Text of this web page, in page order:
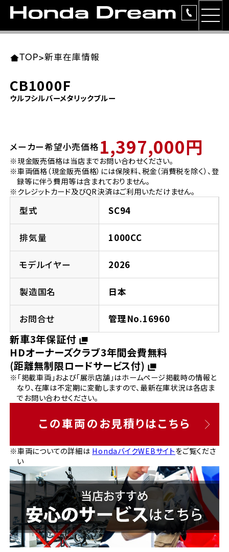
ラインアップ
レンタルバイク
洋用品
イベント
法人向けサービス
お問い合わせ
TOP>新車在庫情報
CB1000F
ウルフシルバーメタリックブルー
メーカー希望小売価格 1,397,000円
※現金販売価格は当店までお問い合わせください。
※車両価格（現金販売価格）には保険料、税金（消費税を除く）、登
録等に伴う費用等は含まれておりません。
※クレジットカード及びQR決済はご利用いただけません。
型式 SC94
排気量 1000CC
モデルイヤー 2026
製造国名 日本
お問合せ 管理No.16960
新車3年保証付
HDオーナーズクラブ3年間会費無料
(距離無制限ロードサービス付)
※「掲載車両」および「展示店舗」はホームページ掲載時の情報と
なり、在庫は不定期に変動しますので、最新在庫状況は各店ま
でお問い合わせください。
この車両のお見積りはこちら
※車両についての詳細は HondaバイクWEBサイトをご覧くださ
い
東北エリア 店舗一覧
岩手県
宮城県
ホンダドリーム 仙台泉
ホンダドリーム 宮城岩沼
福島県
ホンダドリーム 郡山
関東エリア 店舗一覧
東京都
ホンダドリーム 西東京
ホンダドリーム 練馬
ホンダドリーム 板橋
ホンダドリーム 葛飾
ホンダドリーム 大田
ホンダドリーム 立川
神奈川県
ホンダドリーム 磯子
ホンダドリーム 横浜都筑
ホンダドリーム 横浜緑
千葉県
ホンダドリーム 船橋
中部エリア 店舗一覧
愛知県
ホンダドリーム 名古屋南
ホンダドリーム 小牧
ホンダドリーム 名古屋東
ホンダドリーム 一宮
ホンダドリーム 豊橋
ホンダドリーム 名古屋上小田井
岐阜県
ホンダドリーム 岐阜
近畿エリア 店舗一覧
大阪府
ホンダドリーム 箕面
ホンダドリーム 藤井寺
ホンダドリーム 東淀川
ホンダドリーム 豊中
京都府
ホンダドリーム 京都伏見
ホンダドリーム 京都北山
兵庫県
ホンダドリーム 神戸灘
ホンダドリーム 尼崎
ホンダドリーム 姫路
ホンダドリーム 西宮甲子園
奈良県
中国・四国エリア 店舗一覧
岡山県
広島県
ホンダドリーム 広島
ホンダドリーム 福山
徳島県
ホンダドリーム 徳島
香川県
ホンダドリーム 高松
高知県
九州エリア 店舗一覧
福岡県
ホンダドリーム 福岡東
ホンダドリーム 久留米
ホンダドリーム 福岡春日
ホンダドリーム 福岡西
熊本県
ホンダドリーム 熊本